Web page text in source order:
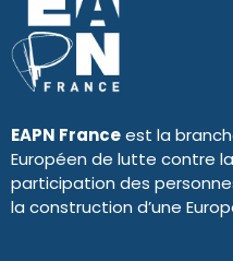
EAPN Franceest la
Européen de lutte contre
participation des
la construction d’une